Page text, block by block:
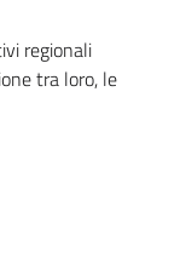
regionali
tra loro, le